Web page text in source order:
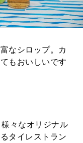
なシロップ。カ
もおいしいです
々なオリジナル
タイレストラン